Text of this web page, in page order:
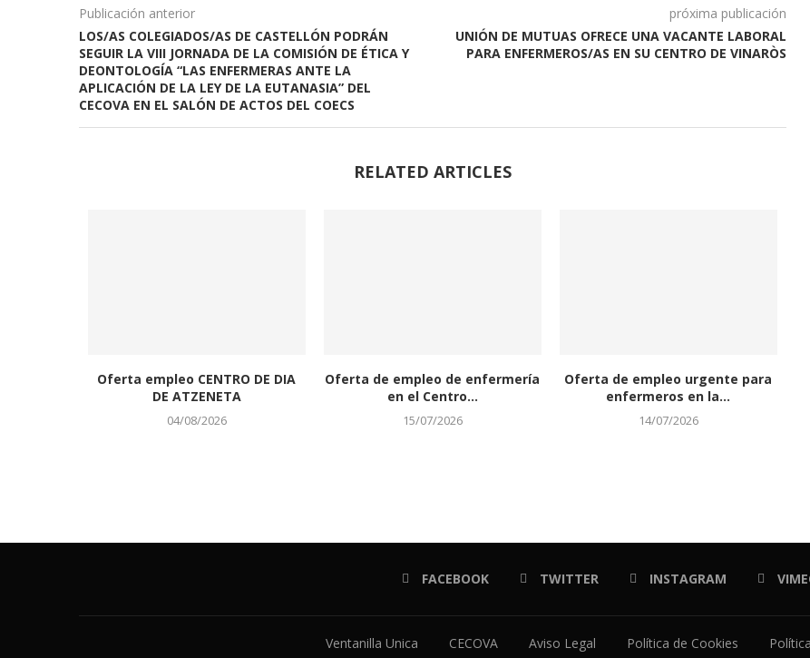
Publicación anterior
LOS/AS COLEGIADOS/AS DE CASTELLÓN PODRÁN
SEGUIR LA VIII JORNADA DE LA COMISIÓN DE ÉTICA Y
DEONTOLOGÍA “LAS ENFERMERAS ANTE LA
APLICACIÓN DE LA LEY DE LA EUTANASIA” DEL
CECOVA EN EL SALÓN DE ACTOS DEL COECS
próxima publicación
UNIÓN DE MUTUAS OFRECE UNA VACANTE LABORAL
PARA ENFERMEROS/AS EN SU CENTRO DE VINARÒS
RELATED ARTICLES
Oferta empleo CENTRO DE DIA
DE ATZENETA
04/08/2026
Oferta de empleo de enfermería
en el Centro...
15/07/2026
Oferta de empleo urgente para
enfermeros en la...
14/07/2026
FACEBOOK TWITTER INSTAGRAM
Ventanilla Unica CECOVA Aviso Legal Política de Cookies